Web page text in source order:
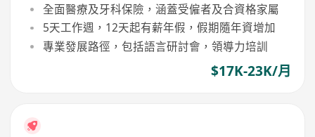
全面醫療及牙科保險，涵蓋受僱者及合資格家屬
5天工作週，12天起有薪年假，假期隨年資增加
專業發展路徑，包括語言研討會，領導力培訓
$17K-23K/月